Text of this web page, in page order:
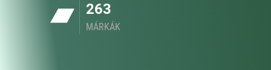
263
MÁRKÁK